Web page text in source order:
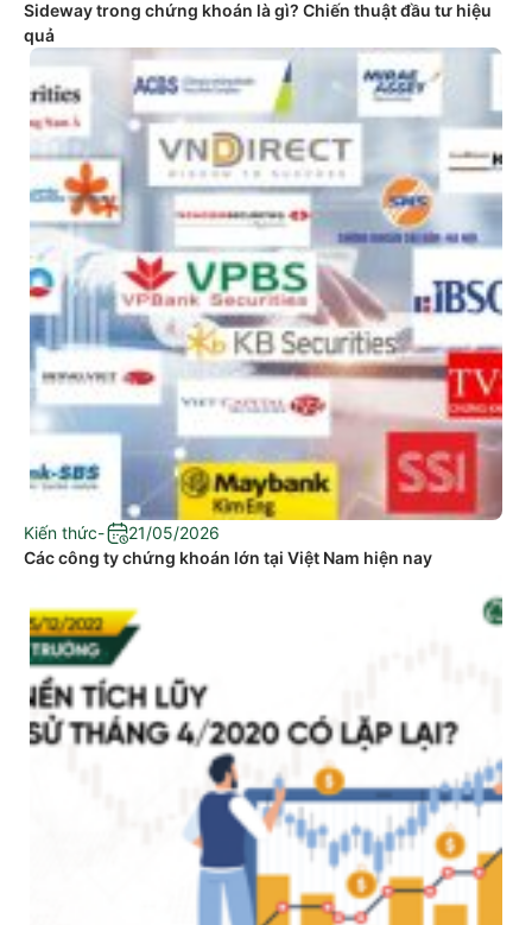
Sideway trong chứng khoán là gì? Chiến thuật đầu tư hiệu
quả
Kiến thức-
21/05/2026
Các công ty chứng khoán lớn tại Việt Nam hiện nay